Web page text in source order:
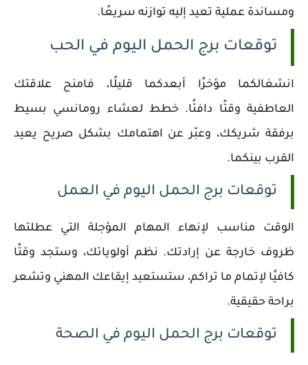
ومساندة عملية تعيد إليه توازنه سريعًا.
توقعات برج الحمل اليوم في الحب
انشغالكما مؤخرًا أبعدكما قليلًا، فامنح علاقتك
العاطفية وقتًا دافئًا. خطط لعشاء رومانسي بسيط
برفقة شريكك، وعبّر عن اهتمامك بشكل صريح يعيد
القرب بينكما.
توقعات برج الحمل اليوم في العمل
الوقت مناسب لإنهاء المهام المؤجلة التي عطلتها
ظروف خارجة عن إرادتك. نظم أولوياتك، وستجد وقتًا
كافيًا لإتمام ما تراكم، ستستعيد إيقاعك المهني وتشعر
براحة حقيقية.
توقعات برج الحمل اليوم في الصحة